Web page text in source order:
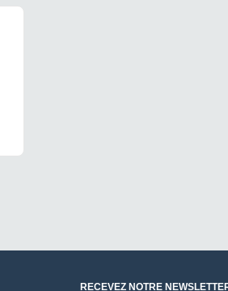
RECEVEZ NOTRE